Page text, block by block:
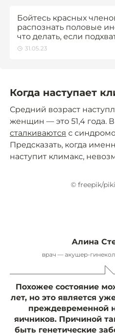
Бойтесь красных
распознать половые
что делать, если
31.05.23
Когда наступает
Средний возраст
женщин — это 51,4 года.
сталкиваются с
Предсказать, когда
наступит климакс,
© freepik/
Алина
врач — акушер-
Похожее состояние
лет, но это является
преждевременной
яичников. Причиной
быть генетические